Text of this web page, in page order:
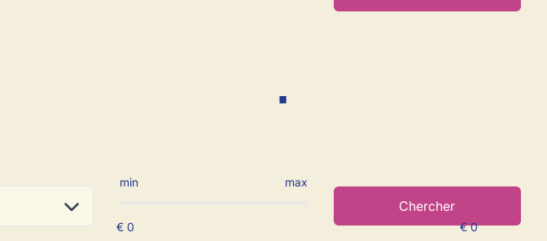
en Erquelinnes
min max
Chercher